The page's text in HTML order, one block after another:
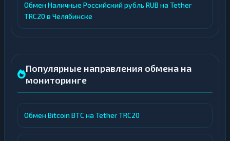
Обмен Наличные Российский рубль RUB на Tether
TRC20 в Челябинске
Популярные направления обмена на
мониторинге
Обмен Bitcoin BTC на Tether TRC20